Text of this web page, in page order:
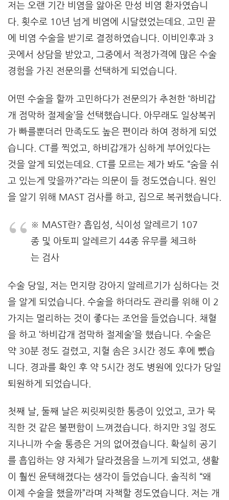
저는 오랜 기간 비염을 앓아온 만성 비염 환자였습니
다. 횟수로 10년 넘게 비염에 시달렸었는데요. 고민 끝
에 비염 수술을 받기로 결정하였습니다. 이비인후과 3
곳에서 상담을 받았고, 그중에서 적정가격에 많은 수술
경험을 가진 전문의를 선택하게 되었습니다.
어떤 수술을 할까 고민하다가 전문의가 추천한 ‘하비갑
개 점막하 절제술’을 선택했습니다. 아무래도 일상복귀
가 빠를뿐더러 만족도도 높은 편이라 하여 정하게 되었
습니다. CT를 찍었고, 하비갑개가 심하게 부어있다는
것을 알게 되었는데요. CT를 모르는 제가 봐도 “숨을 쉬
고 있는게 맞을까?”라는 의문이 들 정도였습니다. 원인
을 알기 위해 MAST 검사를 하고, 집으로 복귀했습니다.
※ MAST란? 흡입성, 식이성 알레르기 107
종 및 아토피 알레르기 44종 유무를 체크하
는 검사
수술 당일, 저는 먼지랑 강아지 알레르기가 심하다는 것
을 알게 되었습니다. 수술을 하더라도 관리를 위해 이 2
가지는 멀리하는 것이 좋다는 조언을 들었습니다. 채혈
을 하고 ‘하비갑개 점막하 절제술’을 했습니다. 수술은
약 30분 정도 걸렸고, 지혈 솜은 3시간 정도 후에 뺐습
니다. 경과를 확인 후 약 5시간 정도 병원에 있다가 당일
퇴원하게 되었습니다.
첫째 날, 둘째 날은 찌릿찌릿한 통증이 있었고, 코가 묵
직한 것 같은 불편함이 느껴졌습니다. 하지만 3일 정도
지나니까 수술 통증은 거의 없어졌습니다. 확실히 공기
를 흡입하는 양 자체가 달라졌음을 느끼게 되었고, 생활
이 훨씬 윤택해졌다는 생각이 들었습니다. 솔직히 “왜
이제 수술을 했을까”라며 자책할 정도였습니다. 저는 개